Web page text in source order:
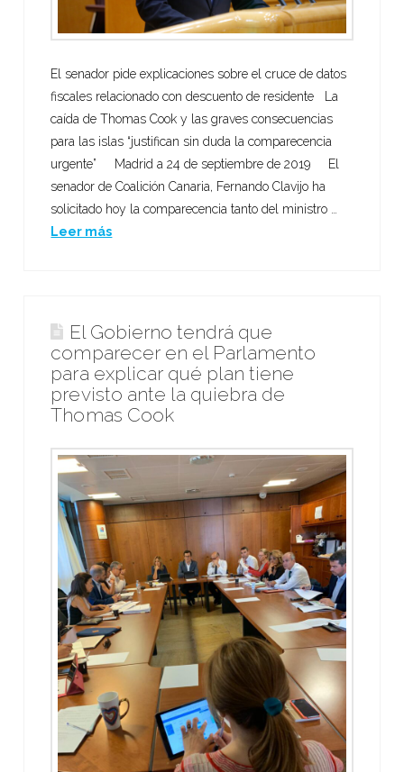
El senador pide explicaciones sobre el cruce de datos
fiscales relacionado con descuento de residente La
caída de Thomas Cook y las graves consecuencias
para las islas “justifican sin duda la comparecencia
urgente” Madrid a 24 de septiembre de 2019 El
senador de Coalición Canaria, Fernando Clavijo ha
solicitado hoy la comparecencia tanto del ministro …
Leer más
El Gobierno tendrá que
comparecer en el Parlamento
para explicar qué plan tiene
previsto ante la quiebra de
Thomas Cook